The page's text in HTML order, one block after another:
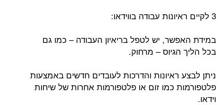
3 לקיים ראיונות עבודה בווידאו:
במידת האפשר, יש לטפל בריאיון העבודה – כמו גם
בכל הליך הגיוס – מרחוק.
ניתן לבצע ראיונות והדרכות לעובדים חדשים באמצעות
פלטפורמות כמו זום או פלטפורמות אחרות של שיחות
וידאו.